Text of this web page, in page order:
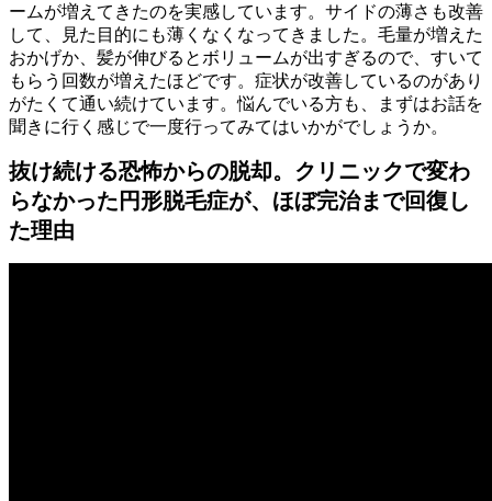
ームが増えてきたのを実感しています。サイドの薄さも改善
して、見た目的にも薄くなくなってきました。毛量が増えた
おかげか、髪が伸びるとボリュームが出すぎるので、すいて
もらう回数が増えたほどです。症状が改善しているのがあり
がたくて通い続けています。悩んでいる方も、まずはお話を
聞きに行く感じで一度行ってみてはいかがでしょうか。
抜け続ける恐怖からの脱却。クリニックで変わ
らなかった円形脱毛症が、ほぼ完治まで回復し
た理由